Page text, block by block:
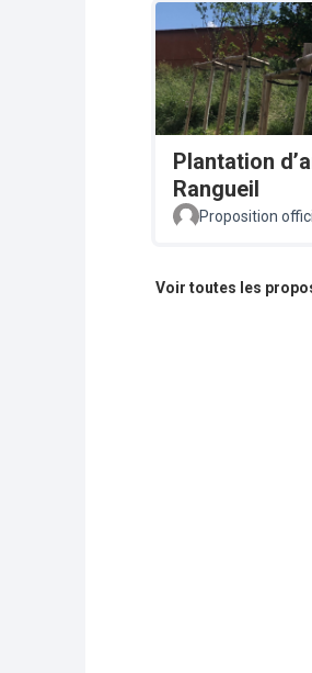
Plantation
Rangueil
Proposition
Voir toutes les